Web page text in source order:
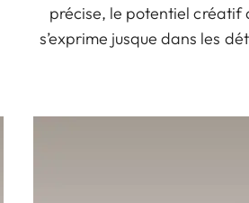
précise, le potentiel créatif
s’exprime jusque dans les